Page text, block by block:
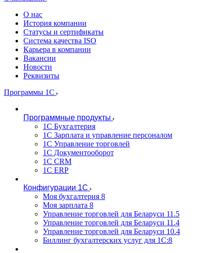
О нас
История компании
Статусы и сертификаты
Система качества ISO
Карьера в компании
Вакансии
Новости
Реквизиты
Программы 1С
Программные продукты
1С Бухгалтерия
1С Зарплата и управление персоналом
1С Управление торговлей
1С Документооборот
1С CRM
1С ERP
Конфигурации 1С
Моя бухгалтерия 8
Моя зарплата 8
Управление торговлей для Беларуси 11.5
Управление торговлей для Беларуси 11.4
Управление торговлей для Беларуси 10.4
Биллинг бухгалтерских услуг для 1С:8